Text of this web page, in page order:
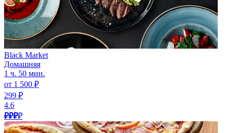
Black Market
Домашняя
1 ч. 50 мин.
от 1 500 ₽
299 ₽
4.6
₽₽₽₽